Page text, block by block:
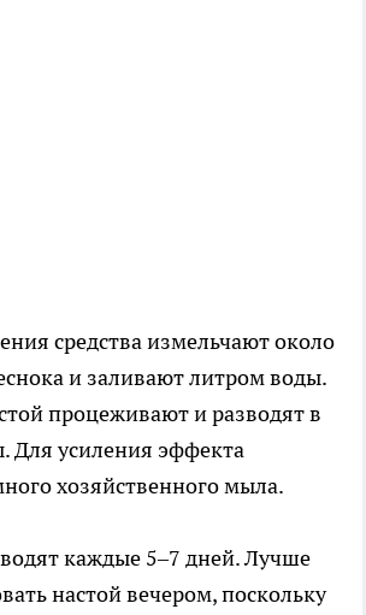
средства измельчают около
и заливают литром воды.
процеживают и разводят в
Для усиления эффекта
хозяйственного мыла.
каждые 5–7 дней. Лучше
настой вечером, поскольку